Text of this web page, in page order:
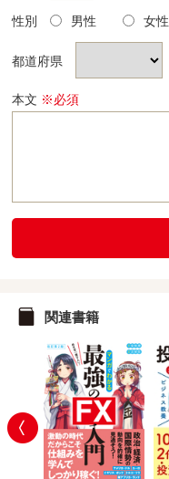
性別 男性 女性
都道府県
本文 ※必須
関連書籍